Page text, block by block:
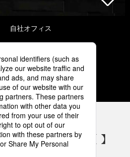
自社オフィス
3 4 5
気設備 SNSアカウント